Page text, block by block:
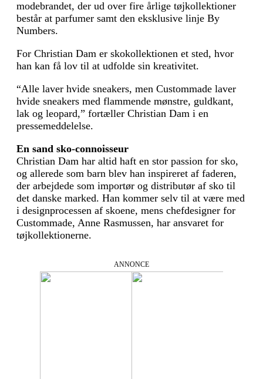
modebrandet, der ud over fire årlige tøjkollektioner
består at parfumer samt den eksklusive linje By
Numbers.
For Christian Dam er skokollektionen et sted, hvor
han kan få lov til at udfolde sin kreativitet.
“Alle laver hvide sneakers, men Custommade laver
hvide sneakers med flammende mønstre, guldkant,
lak og leopard,” fortæller Christian Dam i en
pressemeddelelse.
En sand sko-connoisseur
Christian Dam har altid haft en stor passion for sko,
og allerede som barn blev han inspireret af faderen,
der arbejdede som importør og distributør af sko til
det danske marked. Han kommer selv til at være med
i designprocessen af skoene, mens chefdesigner for
Custommade, Anne Rasmussen, har ansvaret for
tøjkollektionerne.
ANNONCE